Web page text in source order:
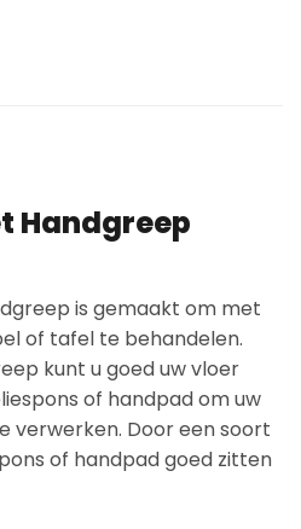
Handgreep
is gemaakt om met
of tafel te behandelen.
kunt u goed uw vloer
of handpad om uw
verwerken. Door een soort
of handpad goed zitten